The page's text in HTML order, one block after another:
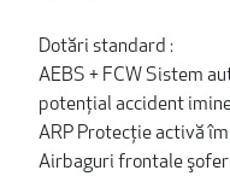
Dotări standard :
AEBS + FCW Sistem
potențial accident
ARP Protecţie activă
Airbaguri frontale şofer